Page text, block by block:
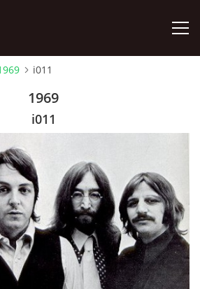
i011
1969
i011